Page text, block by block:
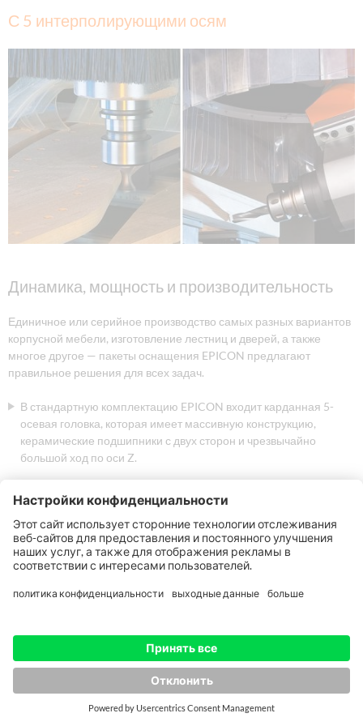
С 5 интерполирующими осям
Динамика, мощность и производительность
Единичное или серийное производство самых разных вариантов
корпусной мебели, изготовление лестниц и дверей, а также
многое другое — пакеты оснащения EPICON предлагают
правильное решения для всех задач.
В стандартную комплектацию EPICON входит карданная 5-
осевая головка, которая имеет массивную конструкцию,
керамические подшипники с двух сторон и чрезвычайно
большой ход по оси Z.